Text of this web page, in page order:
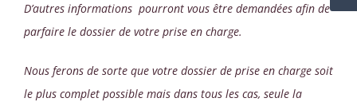
D’autres informations pourront vous être demandées afin de
parfaire le dossier de votre prise en charge.
Nous ferons de sorte que votre dossier de prise en charge soit
le plus complet possible mais dans tous les cas, seule la